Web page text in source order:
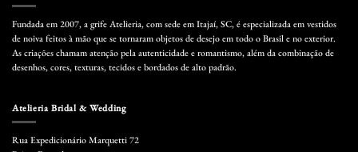
Fundada em 2007, a grife Atelieria, com sede em Itajaí, SC, é especializada em vestidos
de noiva feitos à mão que se tornaram objetos de desejo em todo o Brasil e no exterior.
As criações chamam atenção pela autenticidade e romantismo, além da combinação de
desenhos, cores, texturas, tecidos e bordados de alto padrão.
Atelieria Bridal & Wedding
Rua Expedicionário Marquetti 72